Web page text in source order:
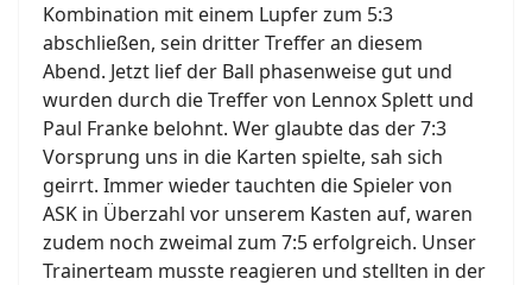
Kombination mit einem Lupfer zum 5:3
abschließen, sein dritter Treffer an diesem
Abend. Jetzt lief der Ball phasenweise gut und
wurden durch die Treffer von Lennox Splett und
Paul Franke belohnt. Wer glaubte das der 7:3
Vorsprung uns in die Karten spielte, sah sich
geirrt. Immer wieder tauchten die Spieler von
ASK in Überzahl vor unserem Kasten auf, waren
zudem noch zweimal zum 7:5 erfolgreich. Unser
Trainerteam musste reagieren und stellten in der